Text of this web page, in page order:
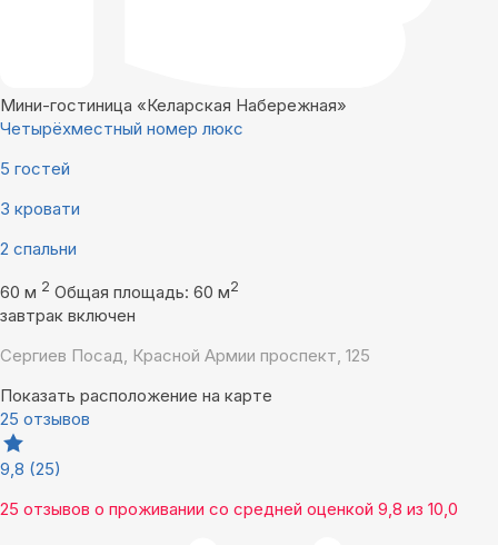
Мини-гостиница «Келарская Набережная»
Четырёхместный номер люкс
5 гостей
3 кровати
2 спальни
60 м 2 Общая площадь: 60 м2
завтрак включен
Сергиев Посад, Красной Армии проспект, 125
Показать расположение на карте
25 отзывов
9,8 (25)
25 отзывов о проживании со средней оценкой 9,8 из 10,0